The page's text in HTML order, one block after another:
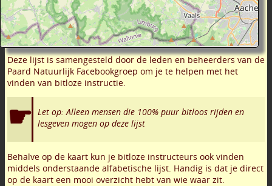
Deze lijst is samengesteld door de leden en beheerders van de
Paard Natuurlijk Facebookgroep om je te helpen met het
vinden van bitloze instructie.
Let op: Alleen mensen die 100% puur bitloos rijden en
lesgeven mogen op deze lijst
Behalve op de kaart kun je bitloze instructeurs ook vinden
middels onderstaande alfabetische lijst. Handig is dat je direct
op de kaart een mooi overzicht hebt van wie waar zit.